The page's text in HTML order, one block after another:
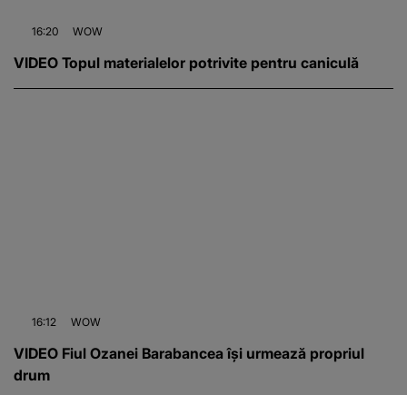
16:20 WOW
VIDEO Topul materialelor potrivite pentru caniculă
16:12 WOW
VIDEO Fiul Ozanei Barabancea își urmează propriul
drum